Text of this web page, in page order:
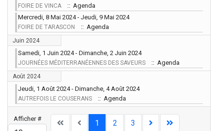
FOIRE DE VINCA
:: Agenda
Mercredi, 8 Mai 2024 - Jeudi, 9 Mai 2024
FOIRE DE TARASCON :: Agenda
Juin 2024
Samedi, 1 Juin 2024 - Dimanche, 2 Juin 2024
JOURNÉES MÉDITERRANÉENNES DES SAVEURS :: Agenda
Août 2024
Jeudi, 1 Août 2024 - Dimanche, 4 Août 2024
AUTREFOIS LE COUSERANS :: Agenda
Limite de la pagination
Afficher # 1 2 3